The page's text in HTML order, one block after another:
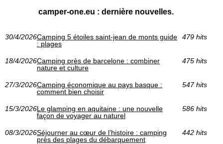
camper-one.eu : dernière nouvelles.
30/4/2026Camping 5 étoiles saint-jean de monts guide
: plages
479 hits
18/4/2026Camping près de barcelone : combiner
nature et culture
475 hits
27/3/2026Camping économique au pays basque :
comment bien choisir
547 hits
15/3/2026Le glamping en aquitaine : une nouvelle
façon de voyager au naturel
586 hits
08/3/2026Séjourner au cœur de l’histoire : camping
près des plages du débarquement
442 hits